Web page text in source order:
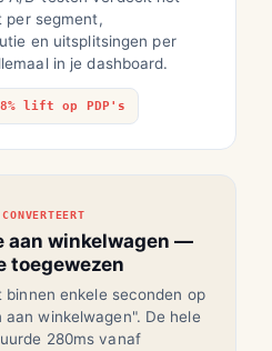
per segment,
en uitsplitsingen per
in je dashboard.
lift op PDP's
aan winkelwagen —
toegewezen
binnen enkele seconden op
aan winkelwagen". De hele
280ms vanaf